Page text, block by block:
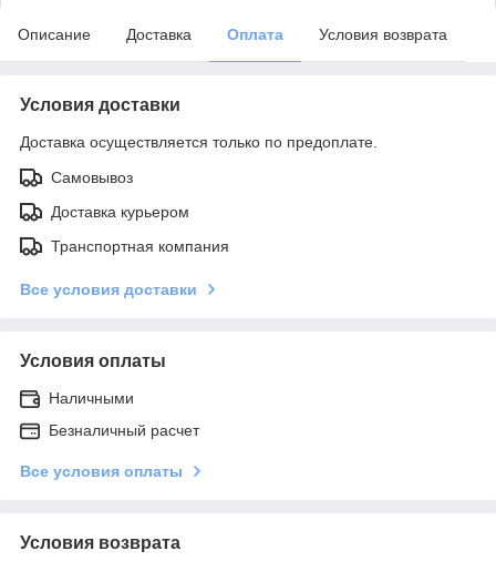
Описание Доставка Оплата Условия возврата
Условия доставки
Доставка осуществляется только по предоплате.
Самовывоз
Доставка курьером
Транспортная компания
Все условия доставки
Условия оплаты
Наличными
Безналичный расчет
Все условия оплаты
Условия возврата